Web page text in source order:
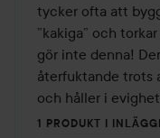
tycker ofta att
”kakiga” och
gör inte denna!
återfuktande trots
och håller i
1 PRODUKT I